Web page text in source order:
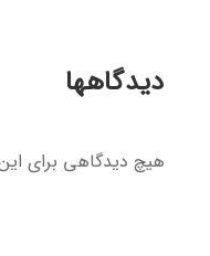
دیدگاهها
هیچ دیدگاهی برای